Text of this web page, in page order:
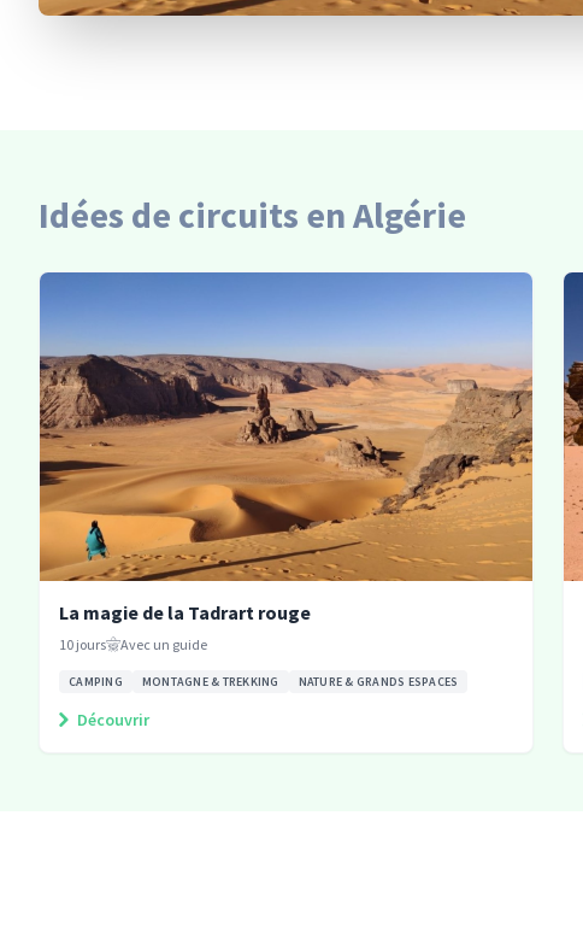
Idées de circuits en Algérie
La magie de la Tadrart rouge
10 jours Avec un guide
CAMPING MONTAGNE & TREKKING NATURE & GRANDS ESPACES
Découvrir